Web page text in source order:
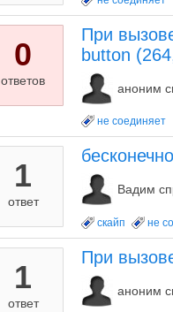
0
ответов
При
button
аноним
не соединяет
1
ответ
Вадим
скайп не
1
ответ
При
аноним